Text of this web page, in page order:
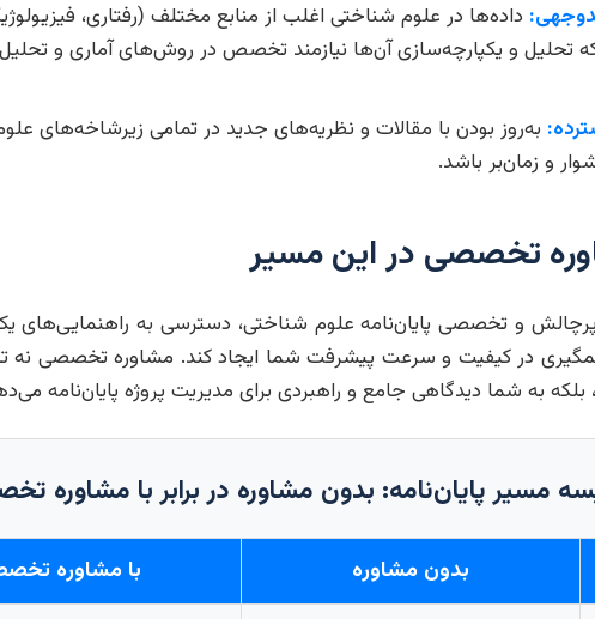
داده‌ها در علوم شناختی اغلب از منابع مختلف (رفتاری،
تحلیل و یکپارچه‌سازی آن‌ها نیازمند تخصص در روش‌های آماری و
به‌روز بودن با مقالات و نظریه‌های جدید در تمامی زیرشاخه‌های
و زمان‌بر باشد.
تخصصی در این مسیر
و تخصصی پایان‌نامه علوم شناختی، دسترسی به
در کیفیت و سرعت پیشرفت شما ایجاد کند. مشاوره تخصصی نه
به شما دیدگاهی جامع و راهبردی برای مدیریت پروژه پایان‌نامه
مسیر پایان‌نامه: بدون مشاوره در برابر با مشاوره
بدون مشاوره با مشاوره